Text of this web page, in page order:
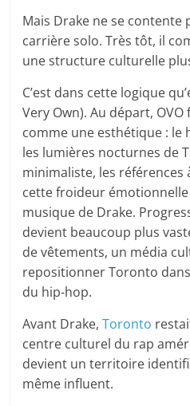
Mais Drake ne se
carrière solo. Très tôt, il
une structure culturelle
C’est dans cette logique
Very Own). Au départ,
comme une esthétique : le
les lumières nocturnes de
minimaliste, les références
cette froideur
musique de Drake.
devient beaucoup plus
de vêtements, un média
repositionner Toronto
du hip-hop.
Avant Drake,Toronto
centre culturel du rap
devient un territoire
même influent.